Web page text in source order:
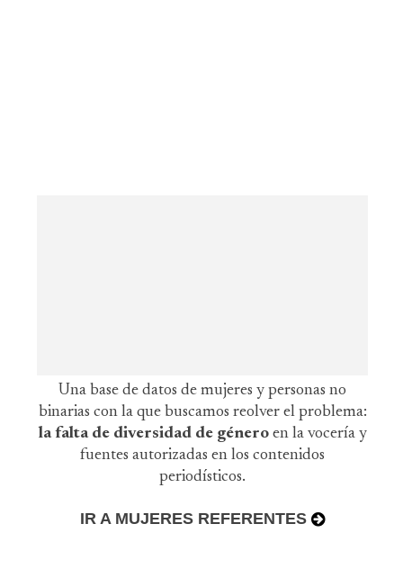
Una base de datos de mujeres y personas no
binarias con la que buscamos reolver el problema:
la falta de diversidad de género en la vocería y
fuentes autorizadas en los contenidos
periodísticos.
IR A MUJERES REFERENTES